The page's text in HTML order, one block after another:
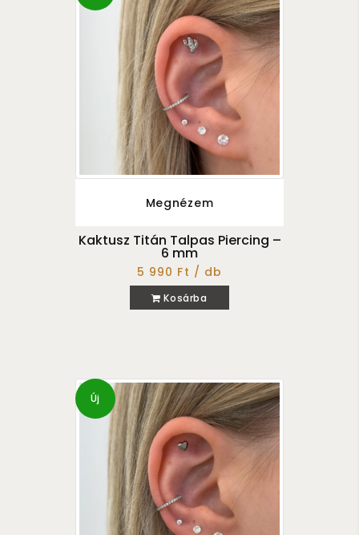
Megnézem
Kaktusz Titán Talpas Piercing –
6 mm
5 990 Ft / db
Kosárba
Új